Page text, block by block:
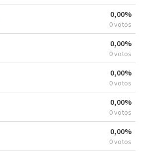
0,00%
0 votos
0,00%
0 votos
0,00%
0 votos
0,00%
0 votos
0,00%
0 votos